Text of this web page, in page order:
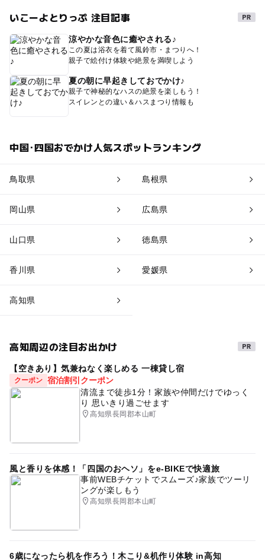
いこーよとりっぷ 注目記事
涼やかな音色に癒やされる♪
この夏は浴衣を着て風鈴市・まつりへ！
親子で絵付け体験や絶景を満喫しよう
夏の朝に早起きしておでかけ♪
親子で神秘的なハスの絶景を楽しもう！
スイレンとの違い＆ハスまつり情報も
中国･四国おでかけ人気スポットランキング
鳥取県 島根県
岡山県 広島県
山口県 徳島県
香川県 愛媛県
高知県
高知周辺の注目お出かけ
【空きあり】気兼ねなく楽しめる 一棟貸し宿
クーポン 宿泊割引クーポン
清流まで徒歩1分！家族や仲間だけでゆっく
り 思いきり過ごせます
高知県長岡郡本山町
風と香りを体感！「四国のおヘソ」をe-BIKEで快適旅
事前WEBチケットでスムーズ♪家族でツーリ
ングが楽しもう
高知県長岡郡本山町
6歳になったら机を作ろう！木こり&机作り体験 in高知